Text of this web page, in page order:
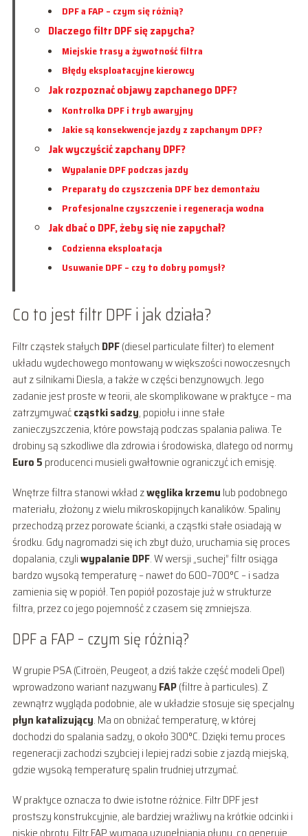
DPF a FAP – czym się różnią?
Dlaczego filtr DPF się zapycha?
Miejskie trasy a żywotność filtra
Błędy eksploatacyjne kierowcy
Jak rozpoznać objawy zapchanego DPF?
Kontrolka DPF i tryb awaryjny
Jakie są konsekwencje jazdy z zapchanym DPF?
Jak wyczyścić zapchany DPF?
Wypalanie DPF podczas jazdy
Preparaty do czyszczenia DPF bez demontażu
Profesjonalne czyszczenie i regeneracja wodna
Jak dbać o DPF, żeby się nie zapychał?
Codzienna eksploatacja
Usuwanie DPF – czy to dobry pomysł?
Co to jest filtr DPF i jak działa?
Filtr cząstek stałych DPF(diesel particulate filter) to element
układu wydechowego montowany w większości nowoczesnych
aut z silnikami Diesla, a także w części benzynowych. Jego
zadanie jest proste w teorii, ale skomplikowane w praktyce – ma
zatrzymywaćcząstki sadzy, popiołu i inne stałe
zanieczyszczenia, które powstają podczas spalania paliwa. Te
drobiny są szkodliwe dla zdrowia i środowiska, dlatego od normy
Euro 5 producenci musieli gwałtownie ograniczyć ich emisję.
Wnętrze filtra stanowi wkład zwęglika krzemu lub podobnego
materiału, złożony z wielu mikroskopijnych kanalików. Spaliny
przechodzą przez porowate ścianki, a cząstki stałe osiadają w
środku. Gdy nagromadzi się ich zbyt dużo, uruchamia się proces
dopalania, czyliwypalanie DPF. W wersji „suchej” filtr osiąga
bardzo wysoką temperaturę – nawet do 600–700°C – i sadza
zamienia się w popiół. Ten popiół pozostaje już w strukturze
filtra, przez co jego pojemność z czasem się zmniejsza.
DPF a FAP – czym się różnią?
W grupie PSA (Citroën, Peugeot, a dziś także część modeli Opel)
wprowadzono wariant nazywany FAP(filtre à particules). Z
zewnątrz wygląda podobnie, ale w układzie stosuje się specjalny
płyn katalizujący. Ma on obniżać temperaturę, w której
dochodzi do spalania sadzy, o około 300°C. Dzięki temu proces
regeneracji zachodzi szybciej i lepiej radzi sobie z jazdą miejską,
gdzie wysoką temperaturę spalin trudniej utrzymać.
W praktyce oznacza to dwie istotne różnice. Filtr DPF jest
prostszy konstrukcyjnie, ale bardziej wrażliwy na krótkie odcinki i